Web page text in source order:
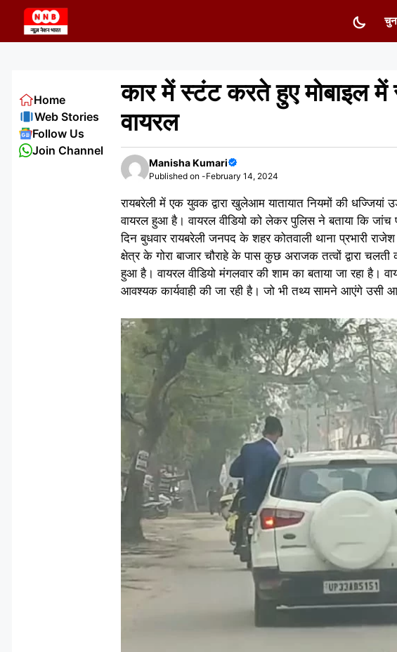
content
कार में स्टंट करते हुए मोबाइल में
वायरल
Manisha Kumari
Published on -February 14, 2024
रायबरेली में एक युवक द्वारा खुलेआम यातायात नियमों की
वायरल हुआ है। वायरल वीडियो को लेकर पुलिस ने बताया कि
दिन बुधवार रायबरेली जनपद के शहर कोतवाली थाना प्रभारी
क्षेत्र के गोरा बाजार चौराहे के पास कुछ अराजक तत्वों द्वारा
हुआ है। वायरल वीडियो मंगलवार की शाम का बताया जा रहा है।
आवश्यक कार्यवाही की जा रही है। जो भी तथ्य सामने आएंगे उसी
Home
Web Stories
Follow Us
Join Channel